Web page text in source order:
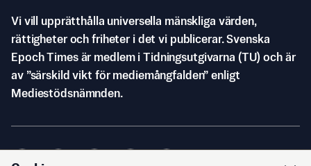
Vi vill upprätthålla universella mänskliga värden,
rättigheter och friheter i det vi publicerar. Svenska
Epoch Times är medlem i Tidningsutgivarna (TU) och är
av ”särskild vikt för mediemångfalden” enligt
Mediestödsnämnden.